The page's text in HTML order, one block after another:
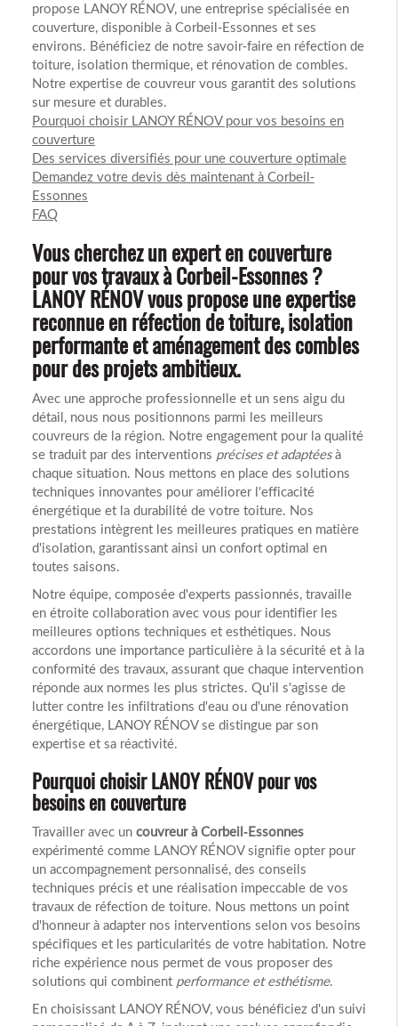
propose LANOY RÉNOV, une entreprise spécialisée en
couverture, disponible à Corbeil-Essonnes et ses
environs. Bénéficiez de notre savoir-faire en réfection de
toiture, isolation thermique, et rénovation de combles.
Notre expertise de couvreur vous garantit des solutions
sur mesure et durables.
Pourquoi choisir LANOY RÉNOV pour vos besoins en
couverture
Des services diversifiés pour une couverture optimale
Demandez votre devis dès maintenant à Corbeil-
Essonnes
FAQ
Vous cherchez un expert en couverture
pour vos travaux à Corbeil-Essonnes ?
LANOY RÉNOV vous propose une expertise
reconnue en réfection de toiture, isolation
performante et aménagement des combles
pour des projets ambitieux.
Avec une approche professionnelle et un sens aigu du
détail, nous nous positionnons parmi les meilleurs
couvreurs de la région. Notre engagement pour la qualité
se traduit par des interventions précises et adaptéesà
chaque situation. Nous mettons en place des solutions
techniques innovantes pour améliorer l'efficacité
énergétique et la durabilité de votre toiture. Nos
prestations intègrent les meilleures pratiques en matière
d'isolation, garantissant ainsi un confort optimal en
toutes saisons.
Notre équipe, composée d'experts passionnés, travaille
en étroite collaboration avec vous pour identifier les
meilleures options techniques et esthétiques. Nous
accordons une importance particulière à la sécurité et à la
conformité des travaux, assurant que chaque intervention
réponde aux normes les plus strictes. Qu'il s'agisse de
lutter contre les infiltrations d'eau ou d'une rénovation
énergétique, LANOY RÉNOV se distingue par son
expertise et sa réactivité.
Pourquoi choisir LANOY RÉNOV pour vos
besoins en couverture
Travailler avec un couvreur à Corbeil-Essonnes
expérimenté comme LANOY RÉNOV signifie opter pour
un accompagnement personnalisé, des conseils
techniques précis et une réalisation impeccable de vos
travaux de réfection de toiture. Nous mettons un point
d'honneur à adapter nos interventions selon vos besoins
spécifiques et les particularités de votre habitation. Notre
riche expérience nous permet de vous proposer des
solutions qui combinent performance et esthétisme.
En choisissant LANOY RÉNOV, vous bénéficiez d'un suivi